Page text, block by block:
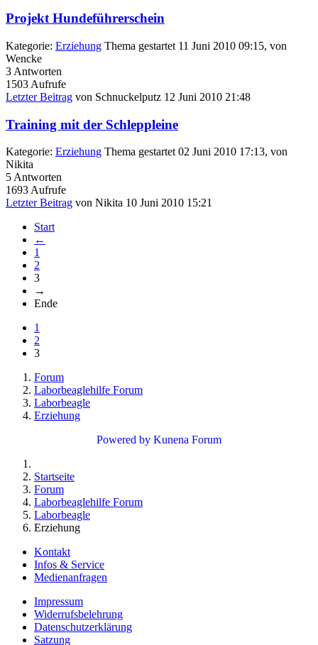
Projekt Hundeführerschein
Kategorie: Erziehung Thema gestartet 11 Juni 2010 09:15, von
Wencke
3 Antworten
1503 Aufrufe
Letzter Beitrag von Schnuckelputz 12 Juni 2010 21:48
Training mit der Schleppleine
Kategorie: Erziehung Thema gestartet 02 Juni 2010 17:13, von
Nikita
5Antworten
1693Aufrufe
Letzter Beitrag von Nikita 10 Juni 2010 15:21
Start
←
1
2
3
→
Ende
1
2
3
Forum
Laborbeaglehilfe Forum
Laborbeagle
Erziehung
Powered by Kunena Forum
Startseite
Forum
Laborbeaglehilfe Forum
Laborbeagle
Erziehung
Kontakt
Infos & Service
Medienanfragen
Impressum
Widerrufsbelehrung
Datenschutzerklärung
Satzung